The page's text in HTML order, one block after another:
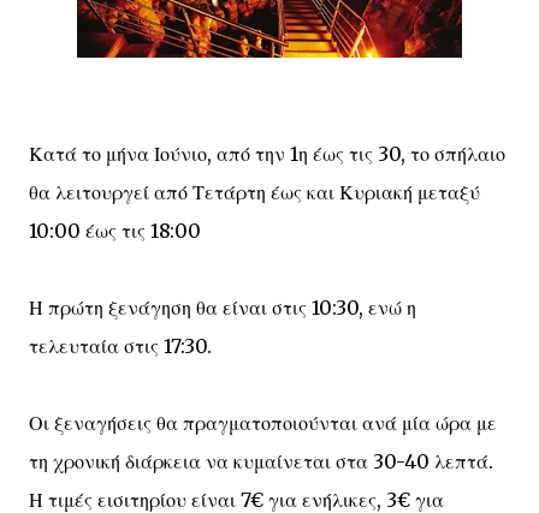
Κατά το μήνα Ιούνιο, από την 1η έως τις 30, το σπήλαιο
θα λειτουργεί από Τετάρτη έως και Κυριακή μεταξύ
10:00 έως τις 18:00
Η πρώτη ξενάγηση θα είναι στις 10:30, ενώ η
τελευταία στις 17:30.
Οι ξεναγήσεις θα πραγματοποιούνται ανά μία ώρα με
τη χρονική διάρκεια να κυμαίνεται στα 30-40 λεπτά.
Η τιμές εισιτηρίου είναι 7€ για ενήλικες, 3€ για